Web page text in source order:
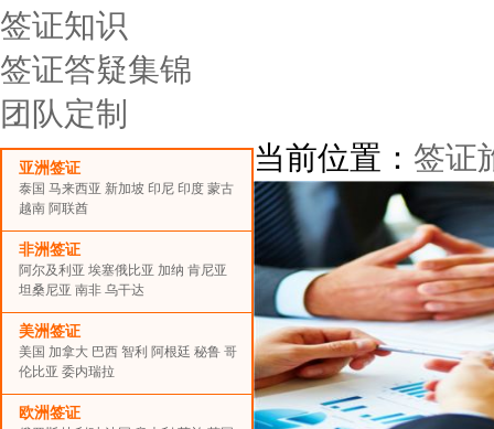
签证知识
签证答疑集锦
团队定制
亚洲签证
泰国 马来西亚 新加坡 印尼 印度 蒙古
越南 阿联酋
非洲签证
阿尔及利亚 埃塞俄比亚 加纳 肯尼亚
坦桑尼亚 南非 乌干达
美洲签证
美国 加拿大 巴西 智利 阿根廷 秘鲁 哥
伦比亚 委内瑞拉
欧洲签证
当前位置： 签证